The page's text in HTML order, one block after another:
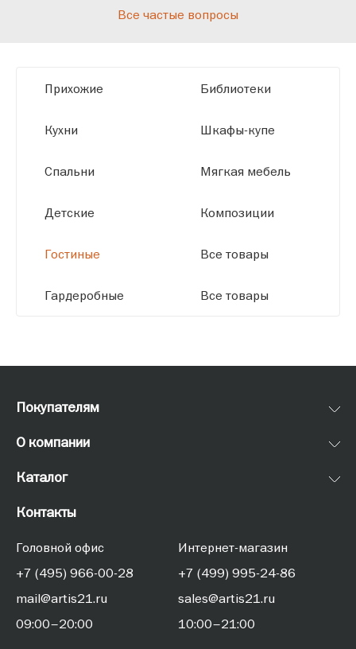
высокотехнологичному оборудованию
размерам.
Все частые вопросы
Прихожие
Кухни
Спальни
Детские
Гостиные
Гардеробные
Библиотеки
Шкафы-купе
Мягкая мебель
Композиции
Все товары
Все товары
Покупателям
О компании
Каталог
Контакты
Головной офис
+7 (495) 966-00-28
mail@artis21.ru
09:00–20:00
Интернет-магазин
+7 (499) 995-24-86
sales@artis21.ru
10:00–21:00